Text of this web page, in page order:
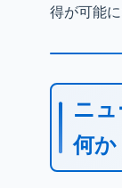
得が可能
ニ
何か